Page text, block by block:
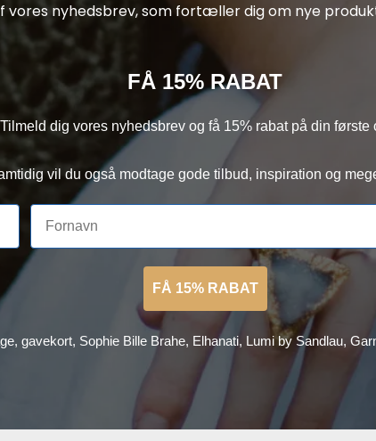
vores nyhedsbrev, som fortæller dig om nye
FÅ 15% RABAT
Tilmeld dig vores nyhedsbrev og få 15% rabat på din første
vil du også modtage gode tilbud, inspiration og
FÅ 15% RABAT
gavekort, Sophie Bille Brahe, Elhanati, Lumi by Sandlau,